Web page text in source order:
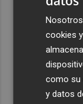
cookies
como su
y datos